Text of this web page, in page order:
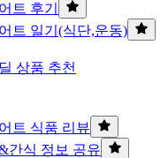
트 후기
트 일기(식단,운동)
상품 추천
트 식품 리뷰
간식 정보 공유